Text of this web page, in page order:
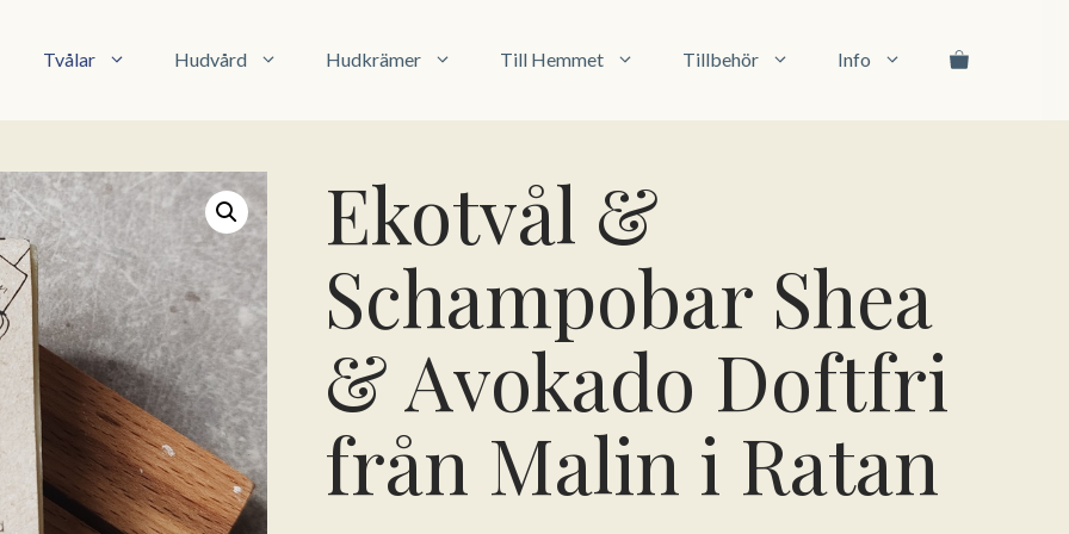
Tvålar Hudvård Hudkrämer Till Hemmet Tillbehör Info
Ekotvål &
Schampobar Shea
& Avokado Doftfri
från Malin i Ratan
&
Ratan
110g